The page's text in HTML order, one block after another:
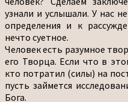
узнали и услышали. У нас
определения и к
нечто суетное.
Человек есть разумное
его Творца. Если что в
кто потратил (силы) на
пусть займется
Бога.